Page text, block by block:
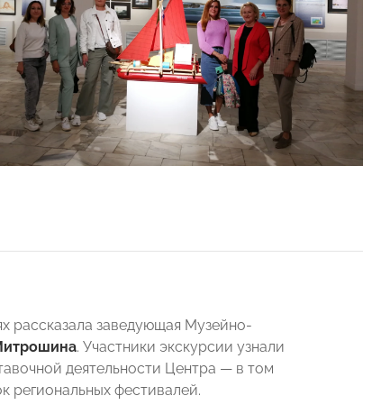
рассказала заведующая Музейно-
. Участники экскурсии узнали
деятельности Центра — в том
региональных фестивалей.